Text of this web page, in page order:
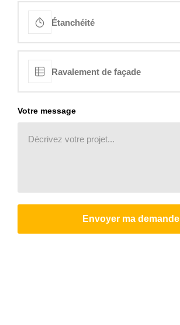
Étanchéité
Ravalement de façade
Votre message
Envoyer ma demande